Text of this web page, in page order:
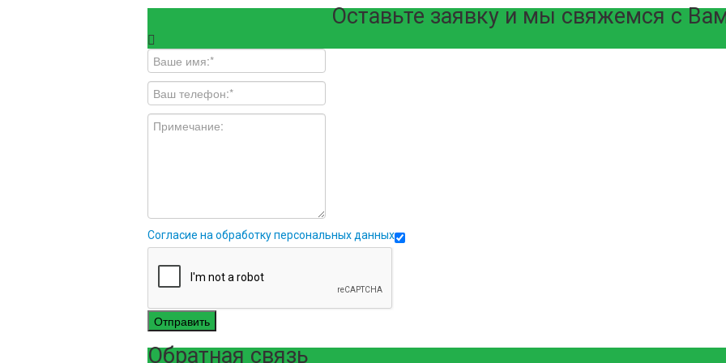
Оставьте заявку и мы свяжемся с
Согласие на обработку персональных данных
Отправить
Обратная связь